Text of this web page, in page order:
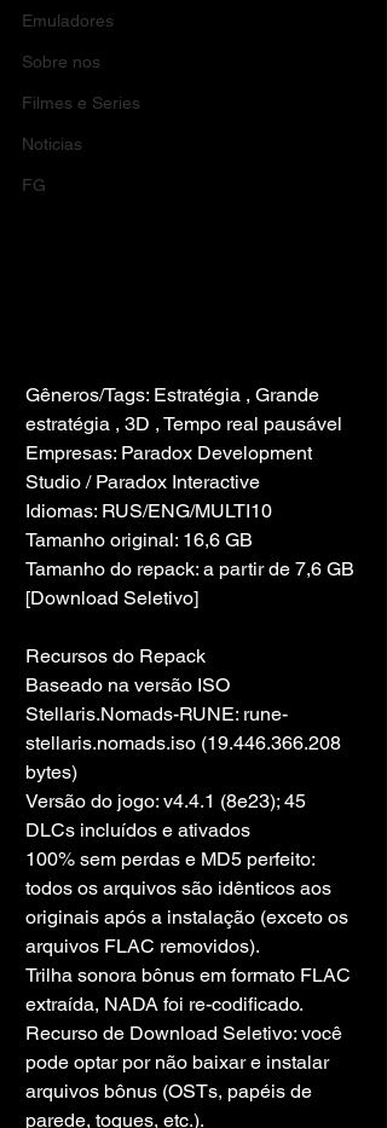
Emuladores
Sobre nos
Filmes e Series
Noticias
FG
Gêneros/Tags: Estratégia , Grande
estratégia , 3D , Tempo real pausável
Empresas: Paradox Development
Studio / Paradox Interactive
Idiomas: RUS/ENG/MULTI10
Tamanho original: 16,6 GB
Tamanho do repack: a partir de 7,6 GB
[Download Seletivo]
Recursos do Repack
Baseado na versão ISO
Stellaris.Nomads-RUNE: rune-
stellaris.nomads.iso (19.446.366.208
bytes)
Versão do jogo: v4.4.1 (8e23); 45
DLCs incluídos e ativados
100% sem perdas e MD5 perfeito:
todos os arquivos são idênticos aos
originais após a instalação (exceto os
arquivos FLAC removidos).
Trilha sonora bônus em formato FLAC
extraída, NADA foi re-codificado.
Recurso de Download Seletivo: você
pode optar por não baixar e instalar
arquivos bônus (OSTs, papéis de
parede, toques, etc.).